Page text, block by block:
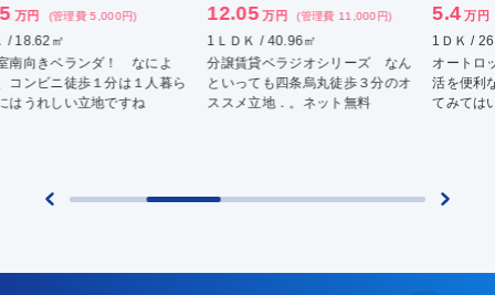
12.05 万円 (管理費 11,000円)
1ＬＤＫ / 40.96㎡
分譲賃貸ベラジオシリーズ なん
といっても四条烏丸徒歩３分のオ
ススメ立地．。ネット無料
5.4 万円 (管理費 5,000円)
1ＤＫ / 26㎡
オートロック防犯カメラ有 新生
活を便利な周辺環境でスタートし
てみてはいかがでしょうか！
Ｉ
西
1Ｋ
西